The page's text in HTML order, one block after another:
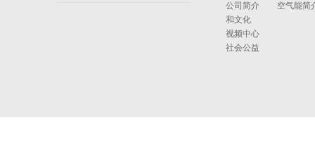
公司简介
和文化
视频中心
社会公益
空气能简